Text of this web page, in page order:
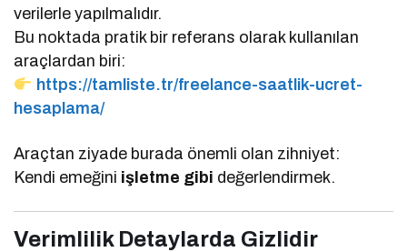
verilerle yapılmalıdır.
Bu noktada pratik bir referans olarak kullanılan
araçlardan biri:
https://tamliste.tr/freelance-saatlik-ucret-
hesaplama/
Araçtan ziyade burada önemli olan zihniyet:
Kendi emeğini işletme gibi değerlendirmek.
Verimlilik Detaylarda Gizlidir